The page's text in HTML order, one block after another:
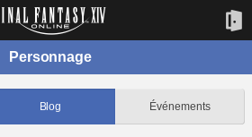
Personnage
Blog Événements